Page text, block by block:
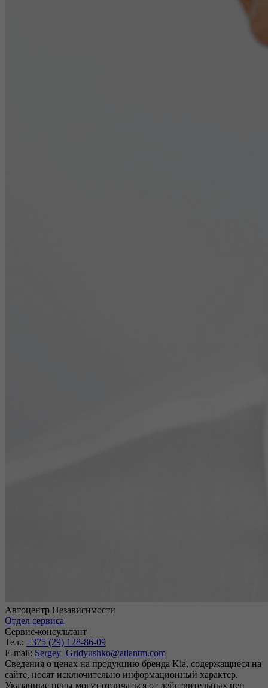
Автоцентр Независимости
Отдел сервиса
Сервис-консультант
Тел.: +375 (29) 128-86-09
E-mail: Sergey_Gridyushko@atlantm.com
Сведения о ценах на продукцию бренда Kia, содержащиеся на
сайте, носят исключительно информационный характер.
Указанные цены могут отличаться от действительных цен